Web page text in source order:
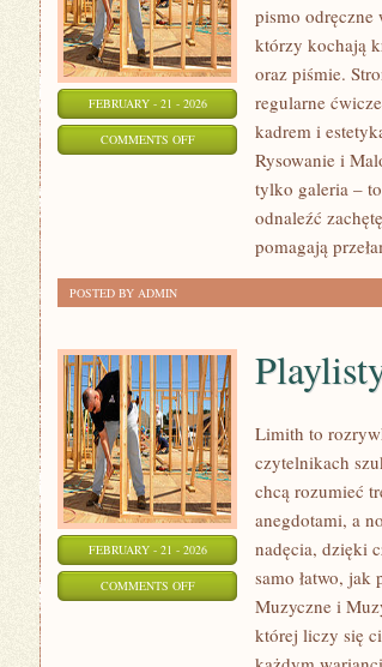
FEBRUARY - 21 - 2026
COMMENTS OFFON
ARTYSTYCZNA
pismo odręczne
którzy kochają
oraz piśmie.
regularne
kadrem i
Rysowanie i
tylko galeria –
odnaleźć
pomagają
POSTED BY ADMIN
FEBRUARY - 21 - 2026
COMMENTS OFFON
PLAYLISTY
Limith to
czytelnikach
chcą rozumieć
anegdotami, a
nadęcia, dzięki
samo łatwo,
Muzyczne i
której liczy się